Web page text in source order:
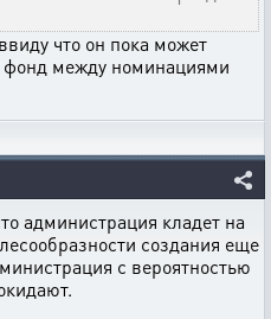
что он пока может
фонд между номинациями
администрация кладет на
создания еще
с вероятностью